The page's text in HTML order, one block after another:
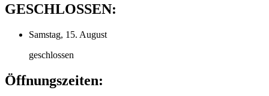
GESCHLOSSEN:
Samstag, 15. August
geschlossen
Öffnungszeiten: